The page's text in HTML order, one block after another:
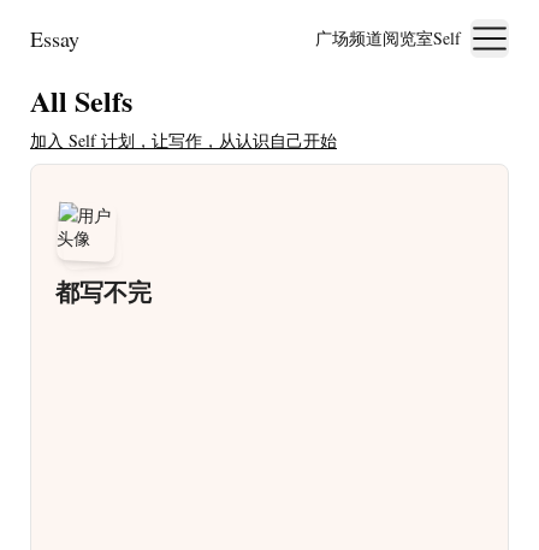
Essay 广场频道阅览室Self
All Selfs
加入 Self 计划，让写作，从认识自己开始
都写不完